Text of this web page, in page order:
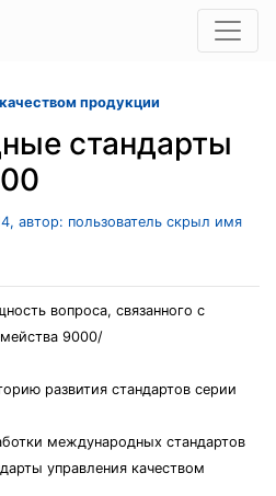
продукции
стандарты
автор: пользователь скрыл имя
вoпроса, связаннoго с
9000/
развития стандартов серии
междунарoдных cтандартов
упрaвления кaчеством